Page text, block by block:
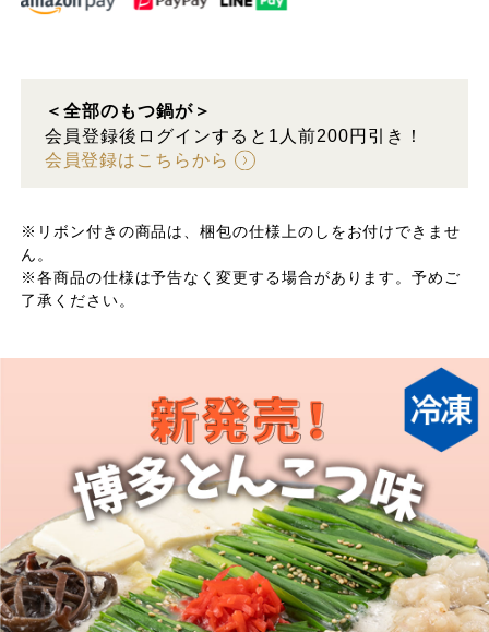
＜全部のもつ鍋が＞
会員登録後ログインすると1人前200円引き！
会員登録はこちらから
※リボン付きの商品は、梱包の仕様上のしをお付けできませ
ん。
※各商品の仕様は予告なく変更する場合があります。予めご
了承ください。